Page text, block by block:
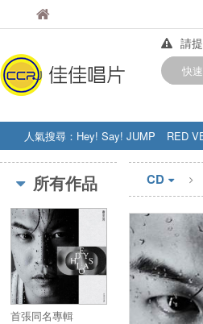
佳佳唱
請
【
快
人氣搜尋： Hey! Say! JUMP RED
STRAY KIDS
盧廣仲 周杰伦
所有作品
首張同名專輯
CD